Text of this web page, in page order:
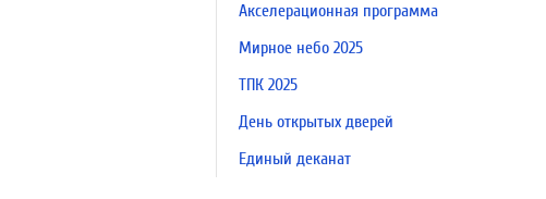
Акселерационная программа
Мирное небо 2025
ТПК 2025
День открытых дверей
Единый деканат